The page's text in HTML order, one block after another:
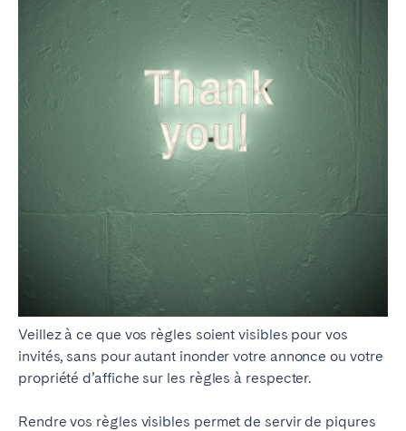
Veillez à ce que vos règles soient visibles pour vos
invités, sans pour autant inonder votre annonce ou votre
propriété d’affiche sur les règles à respecter.
Rendre vos règles visibles permet de servir de piqures